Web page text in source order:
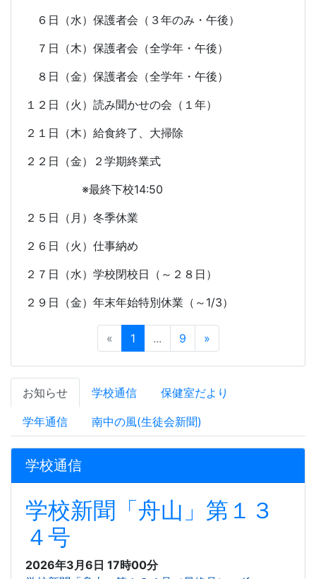
６日（水）保護者会（３年のみ・午後）
７日（木）保護者会（全学年・午後）
８日（金）保護者会（全学年・午後）
１２日（火）読み聞かせの会（１年）
２１日（木）給食終了、大掃除
２２日（金）２学期終業式
※最終下校14:50
２５日（月）冬季休業
２６日（火）仕事納め
２７日（水）学校閉校日（～２８日）
２９日（金）年末年始特別休業（～ 1/3）
« 1 ... 9 »
お知らせ 学校通信 保健室だより
学年通信 南中の風(生徒会新聞)
学校通信
学校新聞「舟山」第１３
４号
2026年3月6日 17時00分